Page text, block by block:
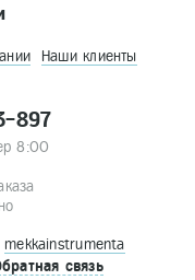
Наши клиенты
897
8:00
mekkainstrumenta
связь